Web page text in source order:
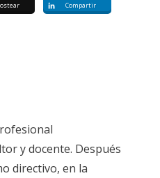
Compartir
y docente. Después
directivo, en la